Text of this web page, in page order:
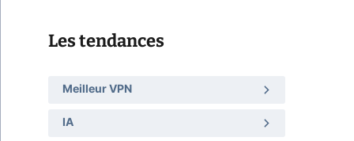
Les tendances
Meilleur VPN
IA